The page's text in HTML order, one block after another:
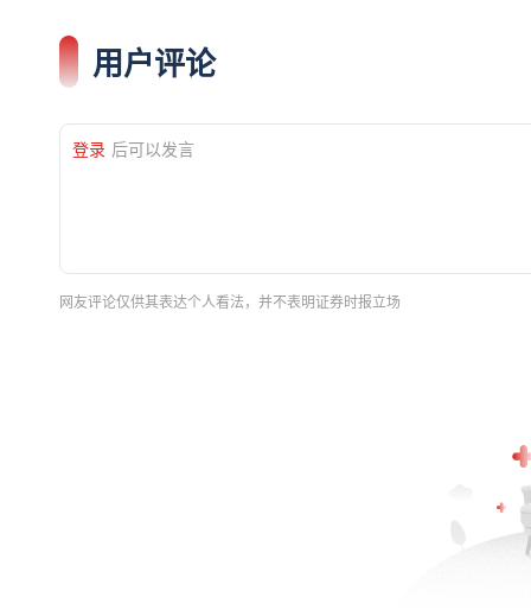
用户评论
登录 后可以发言
网友评论仅供其表达个人看法，并不表明证券时报立场